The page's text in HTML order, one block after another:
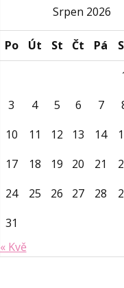
Srpen 2026
Po Út St Čt Pá
3
4 5 6 7
10
11 12 13 14
17
18 19 20 21
24
25 26 27 28
31
« Kvě